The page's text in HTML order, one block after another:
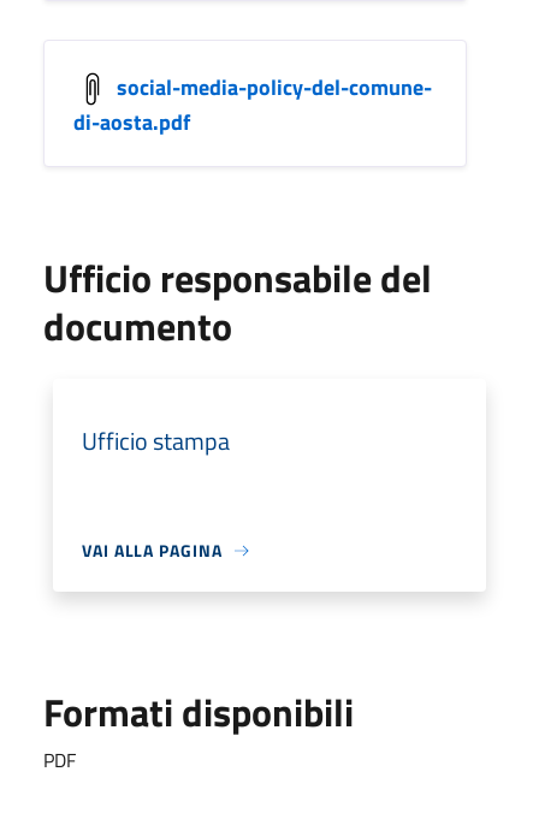
social-media-policy-del-comune-
di-aosta.pdf
Ufficio responsabile del
documento
Ufficio stampa
VAI ALLA PAGINA
Formati disponibili
PDF